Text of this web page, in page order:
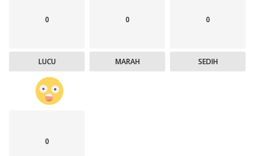
0
LUCU
0
MARAH
0
SEDIH
0